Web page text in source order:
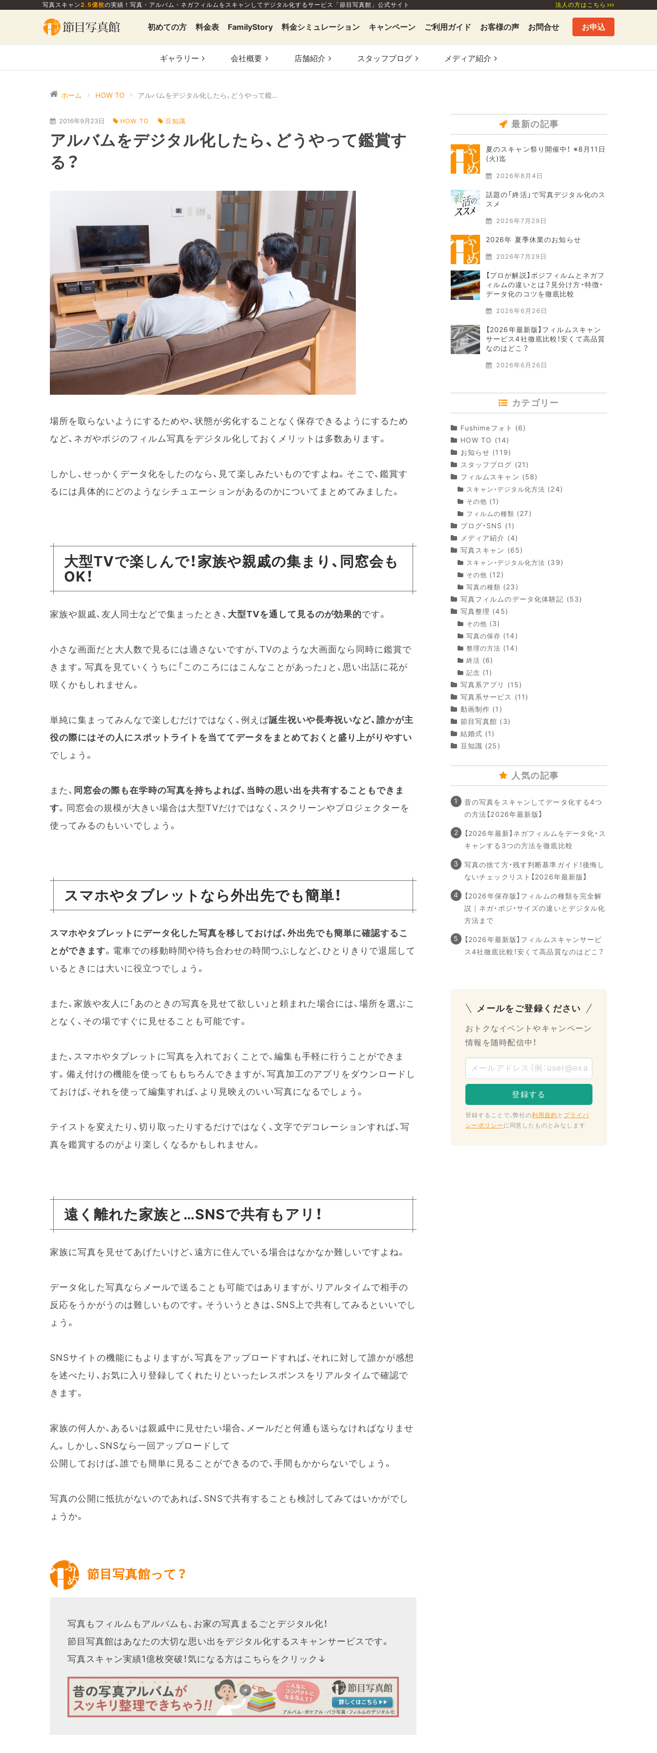
写真スキャン2.5億枚の実績！写真・アルバム・ネガフィルムをスキャンしてデジタル化するサービス「節目写真館」公式サイト 法人の方はこちら
初めての方 料金表 FamilyStory 料金シミュレーション キャンペーン ご利用ガイド お客様の声 お問合せ お申込
ギャラリー 会社概要 店舗紹介 スタッフブログ メディア紹介
ホーム HOW TO アルバムをデジタル化したら、どうやって鑑賞する？
2016年9月23日 HOW TO 豆知識
アルバムをデジタル化したら、どうやって鑑賞す
る？
場所を取らないようにするためや、状態が劣化することなく保存できるようにするため
など、ネガやポジのフィルム写真をデジタル化しておくメリットは多数あります。
しかし、せっかくデータ化をしたのなら、見て楽しみたいものですよね。そこで、鑑賞す
るには具体的にどのようなシチュエーションがあるのかについてまとめてみました。
大型TVで楽しんで！家族や親戚の集まり、同窓会も
OK！
家族や親戚、友人同士などで集まったとき、 大型TVを通して見るのが効果的です。
小さな画面だと大人数で見るには適さないですが、TVのような大画面なら同時に鑑賞で
きます。写真を見ていくうちに「このころにはこんなことがあった」と、思い出話に花が
咲くかもしれません。
単純に集まってみんなで楽しむだけではなく、例えば誕生祝いや長寿祝いなど、誰かが主
役の際にはその人にスポットライトを当ててデータをまとめておくと盛り上がりやすい
でしょう。
また、 同窓会の際も在学時の写真を持ちよれば、当時の思い出を共有することもできま
す。同窓会の規模が大きい場合は大型TVだけではなく、スクリーンやプロジェクターを
使ってみるのもいいでしょう。
スマホやタブレットなら外出先でも簡単！
スマホやタブレットにデータ化した写真を移しておけば、外出先でも簡単に確認するこ
とができます。電車での移動時間や待ち合わせの時間つぶしなど、ひとりきりで退屈して
いるときには大いに役立つでしょう。
また、家族や友人に「あのときの写真を見せて欲しい」と頼まれた場合には、場所を選ぶこ
となく、その場ですぐに見せることも可能です。
また、スマホやタブレットに写真を入れておくことで、編集も手軽に行うことができま
す。備え付けの機能を使ってももちろんできますが、写真加工のアプリをダウンロードし
ておけば、それを使って編集すれば、より見映えのいい写真になるでしょう。
テイストを変えたり、切り取ったりするだけではなく、文字でデコレーションすれば、写
真を鑑賞するのがより楽しくなるかもしれません。
遠く離れた家族と…SNSで共有もアリ！
家族に写真を見せてあげたいけど、遠方に住んでいる場合はなかなか難しいですよね。
データ化した写真ならメールで送ることも可能ではありますが、リアルタイムで相手の
反応をうかがうのは難しいものです。そういうときは、SNS上で共有してみるといいでし
ょう。
SNSサイトの機能にもよりますが、写真をアップロードすれば、それに対して誰かが感想
を述べたり、お気に入り登録してくれたりといったレスポンスをリアルタイムで確認で
きます。
家族の何人か、あるいは親戚中に見せたい場合、メールだと何通も送らなければなりませ
ん。しかし、SNSなら一回アップロードして
公開しておけば、誰でも簡単に見ることができるので、手間もかからないでしょう。
写真の公開に抵抗がないのであれば、SNSで共有することも検討してみてはいかがでし
ょうか。
節目写真館って？
写真もフィルムもアルバムも、お家の写真まるごとデジタル化！
節目写真館はあなたの大切な思い出をデジタル化するスキャンサービスです。
写真スキャン実績1億枚突破！気になる方はこちらをクリック↓
最新の記事
夏のスキャン祭り開催中！ ※8月11日
(火)迄
2026年8月4日
話題の「終活」で写真デジタル化のス
スメ
2026年7月29日
2026年 夏季休業のお知らせ
2026年7月29日
【プロが解説】ポジフィルムとネガフ
ィルムの違いとは？見分け方・特徴・
データ化のコツを徹底比較
2026年6月26日
【2026年最新版】フィルムスキャン
サービス4社徹底比較！安くて高品質
なのはどこ？
2026年6月26日
カテゴリー
Fushimeフォト (6)
HOW TO (14)
お知らせ (119)
スタッフブログ (21)
フィルムスキャン (58)
スキャン・デジタル化方法 (24)
その他 (1)
フィルムの種類 (27)
ブログ・SNS (1)
メディア紹介 (4)
写真スキャン (65)
スキャン・デジタル化方法 (39)
その他 (12)
写真の種類 (23)
写真フィルムのデータ化体験記 (53)
写真整理 (45)
その他 (3)
写真の保存 (14)
整理の方法 (14)
終活 (6)
記念 (1)
写真系アプリ
(15)
写真系サービス (11)
動画制作 (1)
節目写真館 (3)
結婚式 (1)
豆知識 (25)
人気の記事
昔の写真をスキャンしてデータ化する4つ
の方法【2026年最新版】
【2026年最新】ネガフィルムをデータ化・ス
キャンする3つの方法を徹底比較
写真の捨て方・残す判断基準ガイド！後悔し
ないチェックリスト【2026年最新版】
【2026年保存版】フィルムの種類を完全解
説｜ネガ・ポジ・サイズの違いとデジタル化
方法まで
【2026年最新版】フィルムスキャンサービ
ス4社徹底比較！安くて高品質なのはどこ？
メールをご登録ください
おトクなイベントやキャンペーン
情報を随時配信中！
登録することで、弊社の利用規約 と プライバ
シーポリシー に同意したものとみなします